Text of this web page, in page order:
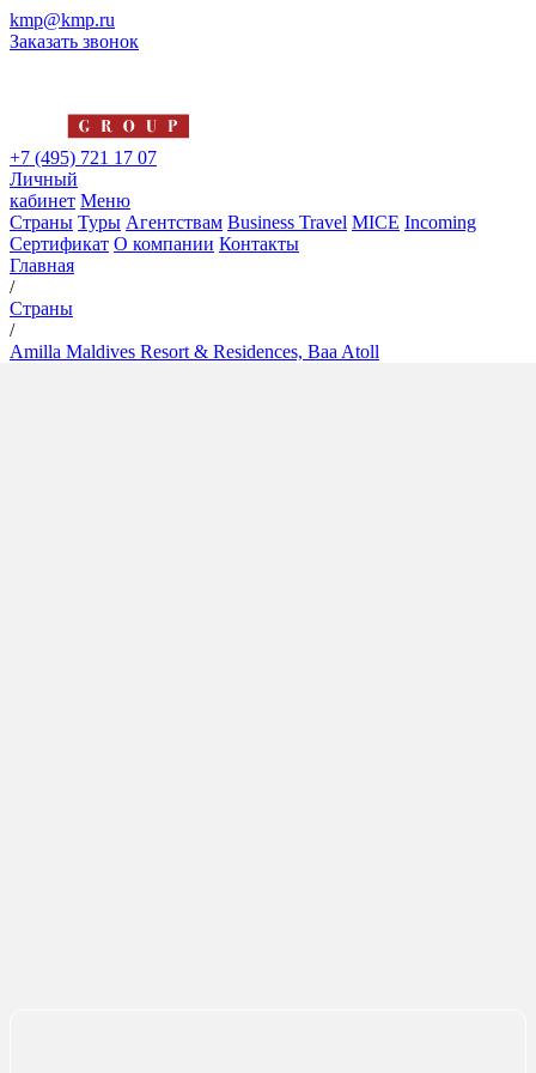
kmp@kmp.ru
Заказать звонок
+7 (495) 721 17 07
Личный
кабинет Меню
Страны Туры Агентствам Business Travel MICE Incoming
Сертификат О компании Контакты
Главная
/
Страны
/
Amilla Maldives Resort & Residences, Baa Atoll